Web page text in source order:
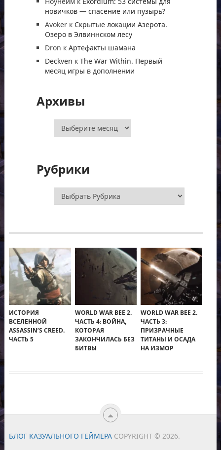
новичков — спасение или пузырь?
Avokerк Скрытые локации Азерота.
Озеро в Элвиннском лесу
Dron к Артефакты шамана
Deckven к The War Within. Первый
месяц игры в дополнении
Архивы
Архивы
Рубрики
Рубрики
ИСТОРИЯ
ВСЕЛЕННОЙ
ASSASSIN’S CREED.
ЧАСТЬ 5
WORLD WAR BEE 2.
ЧАСТЬ 4: ВОЙНА,
КОТОРАЯ
ЗАКОНЧИЛАСЬ БЕЗ
БИТВЫ
WORLD WAR BEE 2.
ЧАСТЬ 3:
ПРИЗРАЧНЫЕ
ТИТАНЫ И ОСАДА
НА ИЗМОР
БЛОГ КАЗУАЛЬНОГО ГЕЙМЕРА COPYRIGHT © 2026.